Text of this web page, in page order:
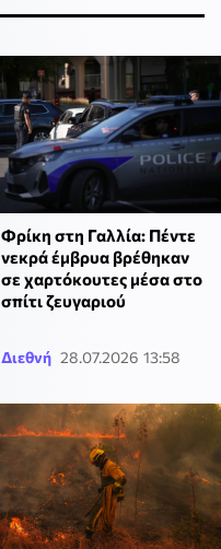
Φρίκη στη Γαλλία: Πέντε
νεκρά έμβρυα βρέθηκαν
σε χαρτόκουτες μέσα στο
σπίτι ζευγαριού
Διεθνή 28.07.2026 13:58